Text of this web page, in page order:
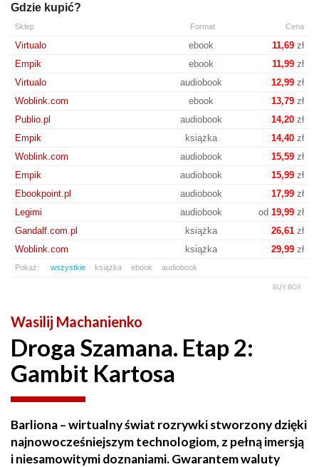
Gdzie kupić?
Sklep Format Cena
Virtualo ebook 11,69zł
Empik
ebook 11,99zł
Virtualo
audiobook 12,99zł
Woblink.com
ebook 13,79zł
Publio.pl
audiobook 14,20zł
Empik
książka 14,40zł
Woblink.com
audiobook 15,59zł
Empik
audiobook 15,99zł
Ebookpoint.pl
audiobook 17,99zł
Legimi
audiobook od 19,99zł
Gandalf.com.pl
książka 26,61zł
Woblink.com
książka 29,99zł
Pokaż: wszystkie książka ebook audiobook
BUY.BOX
Wasilij Machanienko
Droga Szamana. Etap 2:
Gambit Kartosa
Barliona – wirtualny świat rozrywki stworzony dzięki
najnowocześniejszym technologiom, z pełną imersją
i niesamowitymi doznaniami. Gwarantem waluty